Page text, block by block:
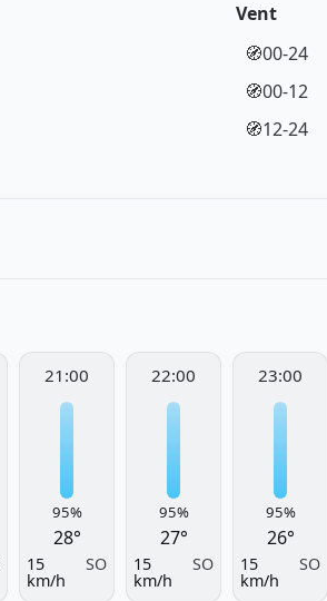
Vent
🧭00-24
🧭00-12
🧭12-24
21:00
95%
28°
15
km/h
SO
22:00
95%
27°
15
km/h
SO
23:00
95%
26°
15
km/h
SO